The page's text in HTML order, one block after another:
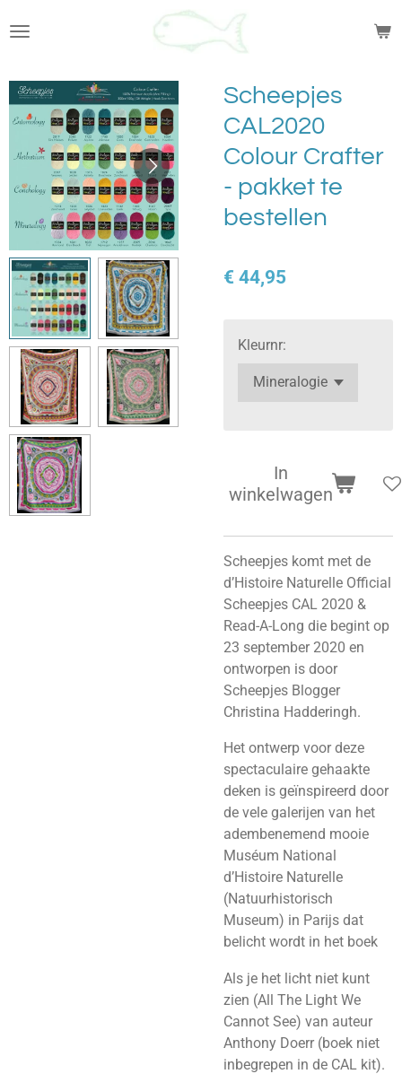
direct
de
hoofdinhoud
Scheepjes
CAL2020
Colour Crafter
- pakket te
bestellen
€ 44,95
Kleurnr:
In
winkelwagen
Scheepjes komt met de
d’Histoire Naturelle Official
Scheepjes CAL 2020 &
Read-A-Long die begint op
23 september 2020 en
ontworpen is door
Scheepjes Blogger
Christina Hadderingh.
Het ontwerp voor deze
spectaculaire gehaakte
deken is geïnspireerd door
de vele galerijen van het
adembenemend mooie
Muséum National
d’Histoire Naturelle
(Natuurhistorisch
Museum) in Parijs dat
belicht wordt in het boek
Als je het licht niet kunt
zien (All The Light We
Cannot See) van auteur
Anthony Doerr (boek niet
inbegrepen in de CAL kit).